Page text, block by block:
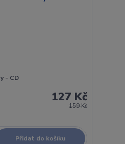
- CD
159 Kč
127 Kč
Přidat do košíku